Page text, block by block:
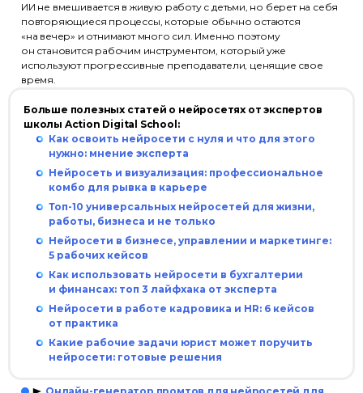
ИИ не вмешивается в живую работу с детьми, но берет на себя
повторяющиеся процессы, которые обычно остаются
«на вечер» и отнимают много сил. Именно поэтому
он становится рабочим инструментом, который уже
используют прогрессивные преподаватели, ценящие свое
время.
Больше полезных статей о нейросетях от экспертов
школы Action Digital School:
Как освоить нейросети с нуля и что для этого
нужно: мнение эксперта
Нейросеть и визуализация: профессиональное
комбо для рывка в карьере
Топ-10 универсальных нейросетей для жизни,
работы, бизнеса и не только
Нейросети в бизнесе, управлении и маркетинге:
5 рабочих кейсов
Как использовать нейросети в бухгалтерии
и финансах: топ 3 лайфхака от эксперта
Нейросети в работе кадровика и HR: 6 кейсов
от практика
Какие рабочие задачи юрист может поручить
нейросети: готовые решения